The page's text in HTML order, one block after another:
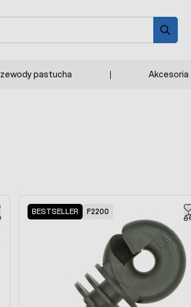
pastucha Akcesoria
BESTSELLER F2200